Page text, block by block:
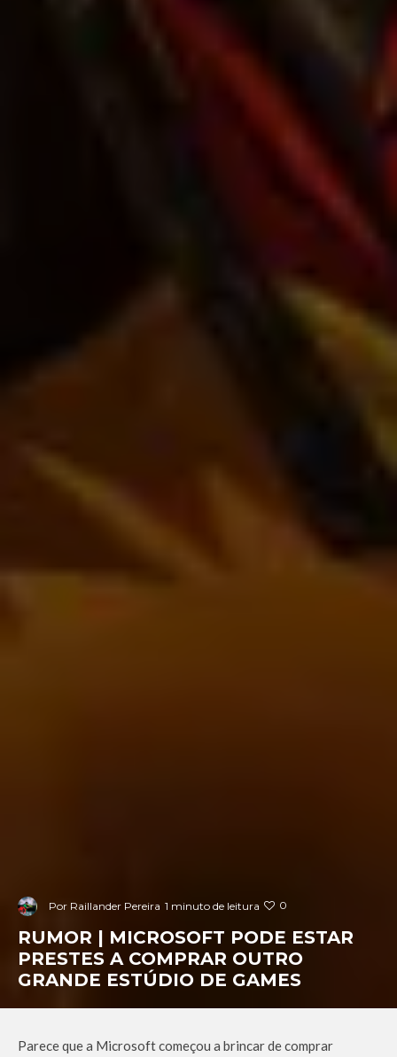
Por Raillander Pereira 1 minuto de leitura 0
RUMOR | MICROSOFT PODE ESTAR
PRESTES A COMPRAR OUTRO
GRANDE ESTÚDIO DE GAMES
Parece que a Microsoft começou a brincar de comprar